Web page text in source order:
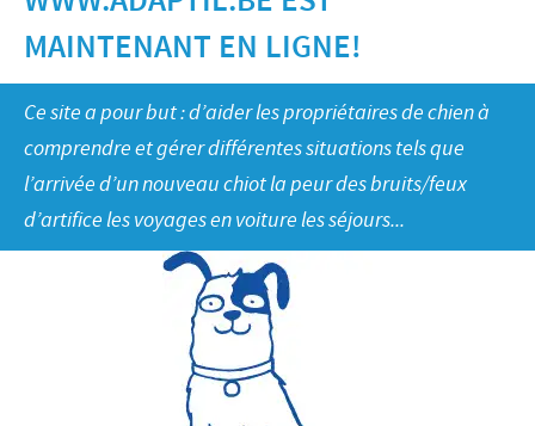
Recherche et développement
Production
Bovins-Ovins-Caprins
Porcs
Importance de la responsabilité
Contributions
Programmes de soutien
Partenariats commerciaux et scientifiques
ACTUALITÉS
Actualités internationales
Actualités au sein du Benelux
OFFRES D'EMPLOI
Offres d'emploi internationales
Offres d'emploi au sein du Benelux
CONTACT
MAINTENANT EN LIGNE!
Ce site a pour but : d’aider les propriétaires de chien à
comprendre et gérer différentes situations tels que
l’arrivée d’un nouveau chiot la peur des bruits/feux
d’artifice les voyages en voiture les séjours...